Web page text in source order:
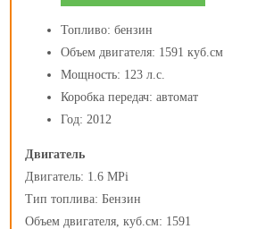
Топливо: бензин
Объем двигателя: 1591 куб.см
Мощность: 123 л.с.
Коробка передач: автомат
Год: 2012
Двигатель
Двигатель: 1.6 MPi
Тип топлива: Бензин
Объем двигателя, куб.см: 1591